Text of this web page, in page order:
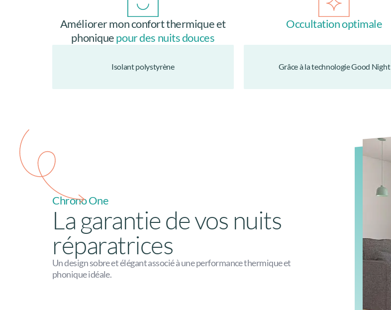
Améliorer mon confort thermique et
phoniquepour des nuits douces
Isolant polystyrène
Occultation optimale
Grâce à la technologie Good Night
Chrono One
La garantie de vos nuits
réparatrices
Un design sobre et élégant associé à une performance thermique et
phonique idéale.